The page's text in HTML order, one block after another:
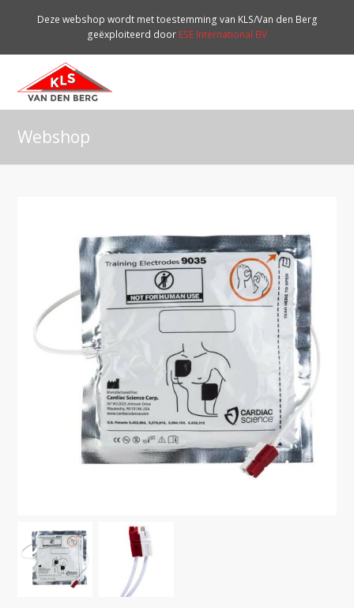
Deze webshop wordt met toestemming van KLS/Van den Berg
geëxploiteerd door ESE International BV
Webshop